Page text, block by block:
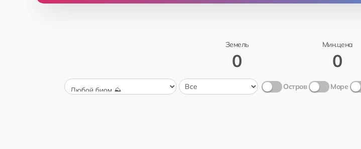
Земель
0
Мин.цена
0
Остров Море